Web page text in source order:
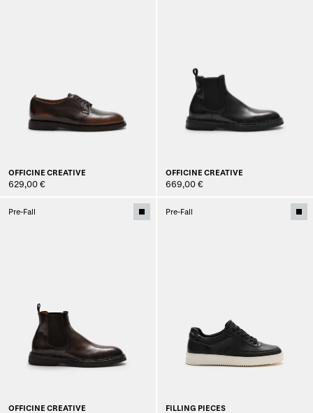
OFFICINE CREATIVE
629,00 €
OFFICINE CREATIVE
669,00 €
Pre-Fall
OFFICINE CREATIVE
Pre-Fall
FILLING PIECES